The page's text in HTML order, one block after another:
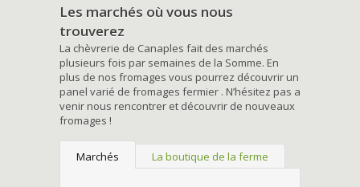
Les marchés où vous nous
trouverez
La chèvrerie de Canaples fait des marchés
plusieurs fois par semaines de la Somme. En
plus de nos fromages vous pourrez découvrir un
panel varié de fromages fermier . N’hésitez pas a
venir nous rencontrer et découvrir de nouveaux
fromages !
Marchés La boutique de la ferme